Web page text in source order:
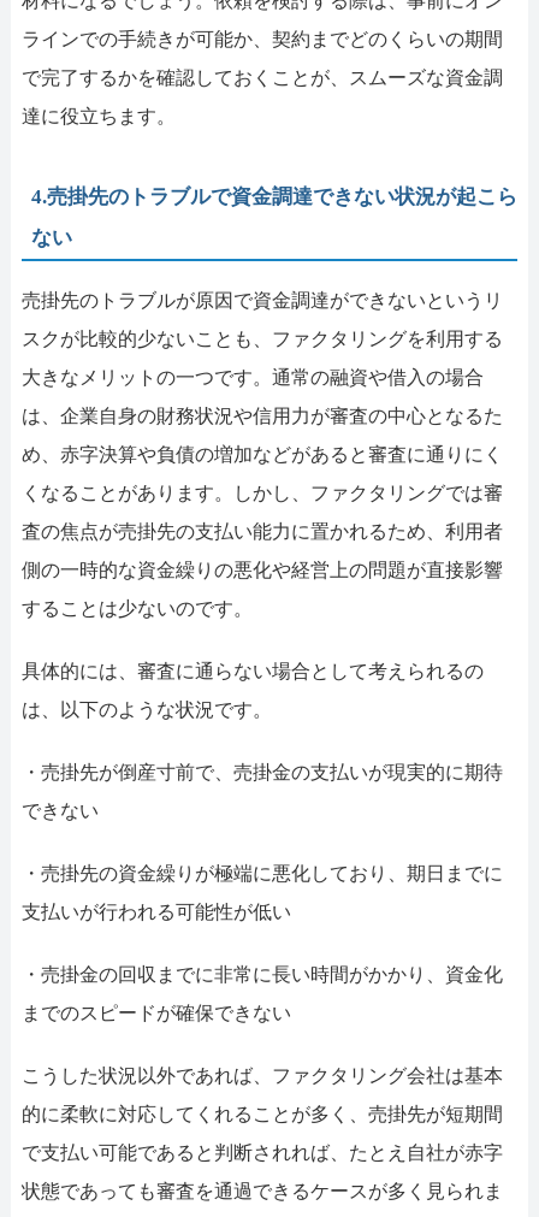
ラインでの手続きが可能か、契約までどのくらいの期間
で完了するかを確認しておくことが、スムーズな資金調
達に役立ちます。
4.売掛先のトラブルで資金調達できない状況が起こら
ない
売掛先のトラブルが原因で資金調達ができないというリ
スクが比較的少ないことも、ファクタリングを利用する
大きなメリットの一つです。通常の融資や借入の場合
は、企業自身の財務状況や信用力が審査の中心となるた
め、赤字決算や負債の増加などがあると審査に通りにく
くなることがあります。しかし、ファクタリングでは審
査の焦点が売掛先の支払い能力に置かれるため、利用者
側の一時的な資金繰りの悪化や経営上の問題が直接影響
することは少ないのです。
具体的には、審査に通らない場合として考えられるの
は、以下のような状況です。
・売掛先が倒産寸前で、売掛金の支払いが現実的に期待
できない
・売掛先の資金繰りが極端に悪化しており、期日までに
支払いが行われる可能性が低い
・売掛金の回収までに非常に長い時間がかかり、資金化
までのスピードが確保できない
こうした状況以外であれば、ファクタリング会社は基本
的に柔軟に対応してくれることが多く、売掛先が短期間
で支払い可能であると判断されれば、たとえ自社が赤字
状態であっても審査を通過できるケースが多く見られま